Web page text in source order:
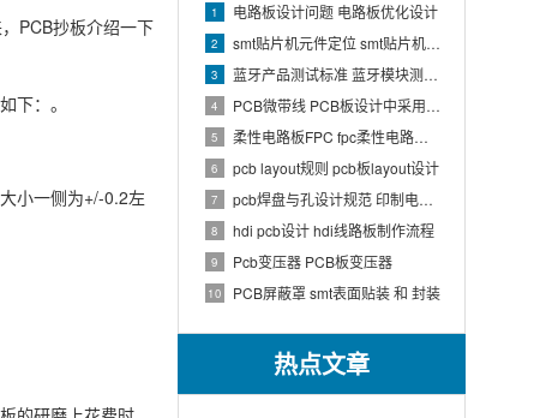
1 电路板设计问题 电路板优化设计
2 smt贴片机元件定位 smt贴片机结构
3 蓝牙产品测试标准 蓝牙模块测试方法
4 PCB微带线 PCB板设计中采用微带线和带状线,应用到什么原理
5 柔性电路板FPC fpc柔性电路板生产流程介绍
6 pcb layout规则 pcb板layout设计
7 pcb焊盘与孔设计规范 印制电路板上焊盘的大小及引线的孔径如何确定
8 hdi pcb设计 hdi线路板制作流程
9 Pcb变压器 PCB板变压器
10 PCB屏蔽罩 smt表面贴装 和 封装
热点文章
PCB抄板介绍一下
下：。
小一侧为+/-0.2左